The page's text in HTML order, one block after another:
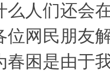
么人们还会
位网民朋友
春困是由于